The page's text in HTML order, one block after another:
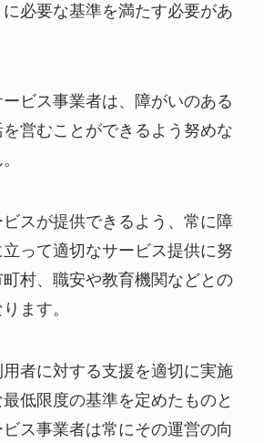
必要な基準を満たす必要があ
ビス事業者は、障がいのある
営むことができるよう努めな
スが提供できるよう、常に障
って適切なサービス提供に努
村、職安や教育機関などとの
ます。
用者に対する支援を適切に実施
低限度の基準を定めたものと
ス事業者は常にその運営の向